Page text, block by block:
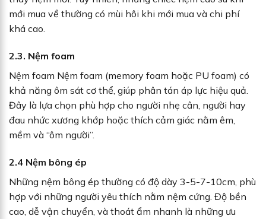
mới mua về thường có mùi hôi khi mới mua và chi phí
khá cao.
2.3. Nệm foam
Nệm foam Nệm foam (memory foam hoặc PU foam) có
khả năng ôm sát cơ thể, giúp phân tán áp lực hiệu quả.
Đây là lựa chọn phù hợp cho người nhẹ cân, người hay
đau nhức xương khớp hoặc thích cảm giác nằm êm,
mềm và “ôm người”.
2.4 Nệm bông ép
Những nệm bông ép thường có độ dày 3-5-7-10cm, phù
hợp với những người yêu thích nằm nệm cứng. Độ bền
cao, dễ vận chuyển, và thoát ẩm nhanh là những ưu